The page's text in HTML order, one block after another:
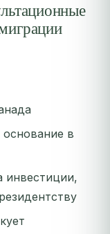
основание в
инвестиции,